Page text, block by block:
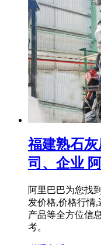
福建熟石
司、企业
阿里巴巴为您找
发价格,价格行情
产品等全方位信
考。